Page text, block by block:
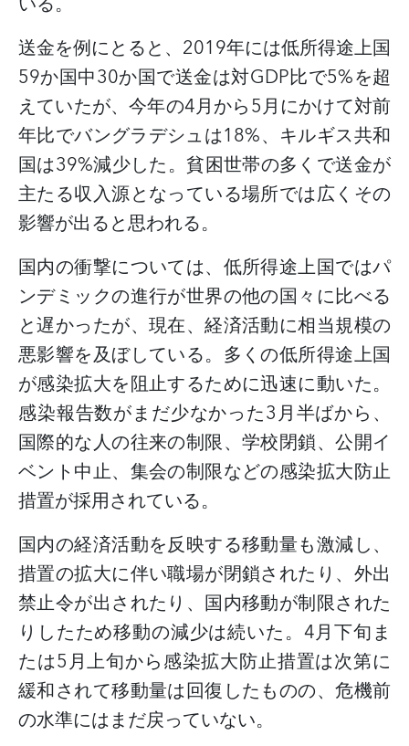
送金を例にとると、 2019年には低所得途上国
59か国中30か国で送金は対GDP比で5%を超
えていたが、今年の4月から5月にかけて対前
年比でバングラデシュは18%、キルギス共和
国は39%減少した。貧困世帯の多くで送金が
主たる収入源となっている場所では広くその
影響が出ると思われる。
国内の衝撃については、低所得途上国ではパ
ンデミックの進行が世界の他の国々に比べる
と遅かったが、現在、経済活動に相当規模の
悪影響を及ぼしている。 多くの低所得途上国
が感染拡大を阻止するために迅速に動いた。
感染報告数がまだ少なかった3月半ばから、
国際的な人の往来の制限、学校閉鎖、公開イ
ベント中止、集会の制限などの感染拡大防止
措置が採用されている。
国内の経済活動を反映する移動量も激減し、
措置の拡大に伴い職場が閉鎖されたり、外出
禁止令が出されたり、国内移動が制限された
りしたため移動の減少は続いた。 4月下旬ま
たは5月上旬から感染拡大防止措置は次第に
緩和されて移動量は回復したものの、危機前
の水準にはまだ戻っていない。